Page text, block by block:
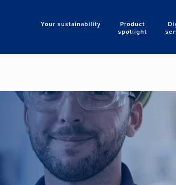
Your sustainability
Product
spotlight